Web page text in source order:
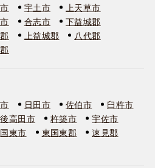
宇土市
上天草市
合志市
下益城郡
上益城郡
八代郡
日田市 佐伯市
臼杵市
高田市 杵築市
宇佐市
国東市 東国東郡
速見郡